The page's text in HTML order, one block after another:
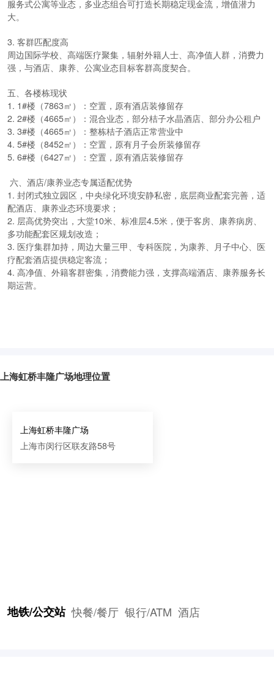
服务式公寓等业态，多业态组合可打造长期稳定现金流，增值潜力
大。
3. 客群匹配度高
周边国际学校、高端医疗聚集，辐射外籍人士、高净值人群，消费力
强，与酒店、康养、公寓业态目标客群高度契合。
五、各楼栋现状
1. 1#楼（7863㎡）：空置，原有酒店装修留存
2. 2#楼（4665㎡）：混合业态，部分桔子水晶酒店、部分办公租户
3. 3#楼（4665㎡）：整栋桔子酒店正常营业中
4. 5#楼（8452㎡）：空置，原有月子会所装修留存
5. 6#楼（6427㎡）：空置，原有酒店装修留存
六、酒店/康养业态专属适配优势
1. 封闭式独立园区，中央绿化环境安静私密，底层商业配套完善，适
配酒店、康养业态环境要求；
2. 层高优势突出，大堂10米、标准层4.5米，便于客房、康养病房、
多功能配套区规划改造；
3. 医疗集群加持，周边大量三甲、专科医院，为康养、月子中心、医
疗配套酒店提供稳定客流；
4. 高净值、外籍客群密集，消费能力强，支撑高端酒店、康养服务长
期运营。
上海虹桥丰隆广场地理位置
地铁/公交站 快餐/餐厅 银行/ATM 酒店
上海虹桥丰隆广场
上海市闵行区联友路58号